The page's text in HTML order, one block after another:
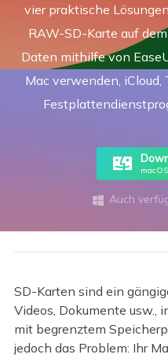
vier praktische
RAW-SD-Karte auf
Daten mithilfe von
Mac verwenden,
 Auch
SD-Karten sind ein
Videos, Dokumente usw.,
mit begrenztem
jedoch das Problem: Ihr